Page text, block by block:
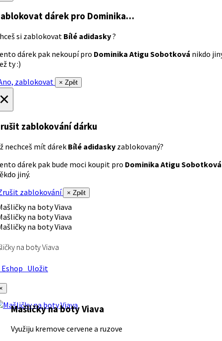
dárek pro Dominika…
si zablokovat Bílé adidasky?
dárek pak nekoupí pro Dominika Atigu Sobotková nikdo
ty :)
zablokovat
× Zpět
zablokování dárku
nechceš mít dárek Bílé adidasky zablokovaný?
dárek pak bude moci koupit pro Dominika Atigu Sobotková
jiný.
zablokování
× Zpět
na boty Viava
Uložit
Mašličky na boty Viava
Využiju kremove cervene a ruzove